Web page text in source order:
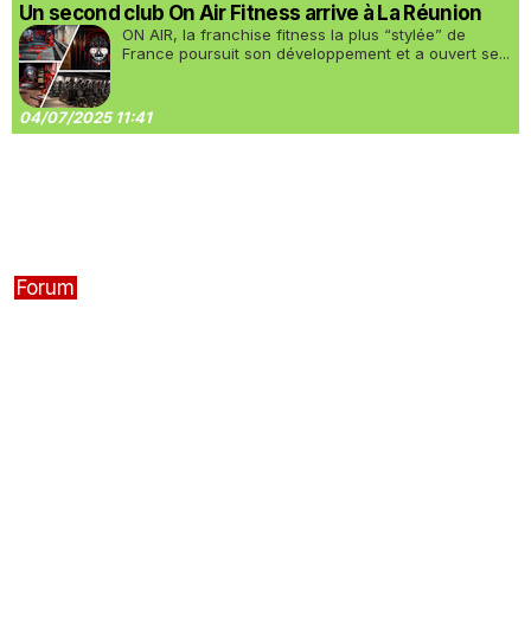
Un second club On Air Fitness arrive à La Réunion
ON AIR, la franchise fitness la plus “stylée” de
France poursuit son développement et a ouvert se...
04/07/2025 11:41
Forum